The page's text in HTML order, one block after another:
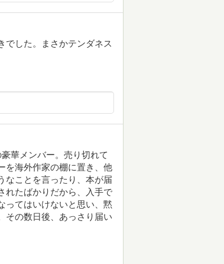
でした。まさかテンダネス
華メンバー。売り切れて
を海外作家の棚に置き、他
なことを言ったり、本が届
れたばかりだから、入手で
ってはいけないと思い、黙
その数日後、あっさり届い